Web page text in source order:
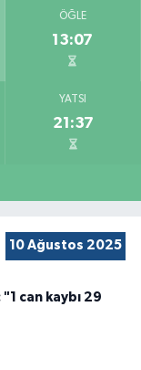
ÖĞLE
13:07
YATSI
21:37
10 Ağustos 2025
can kaybı 29